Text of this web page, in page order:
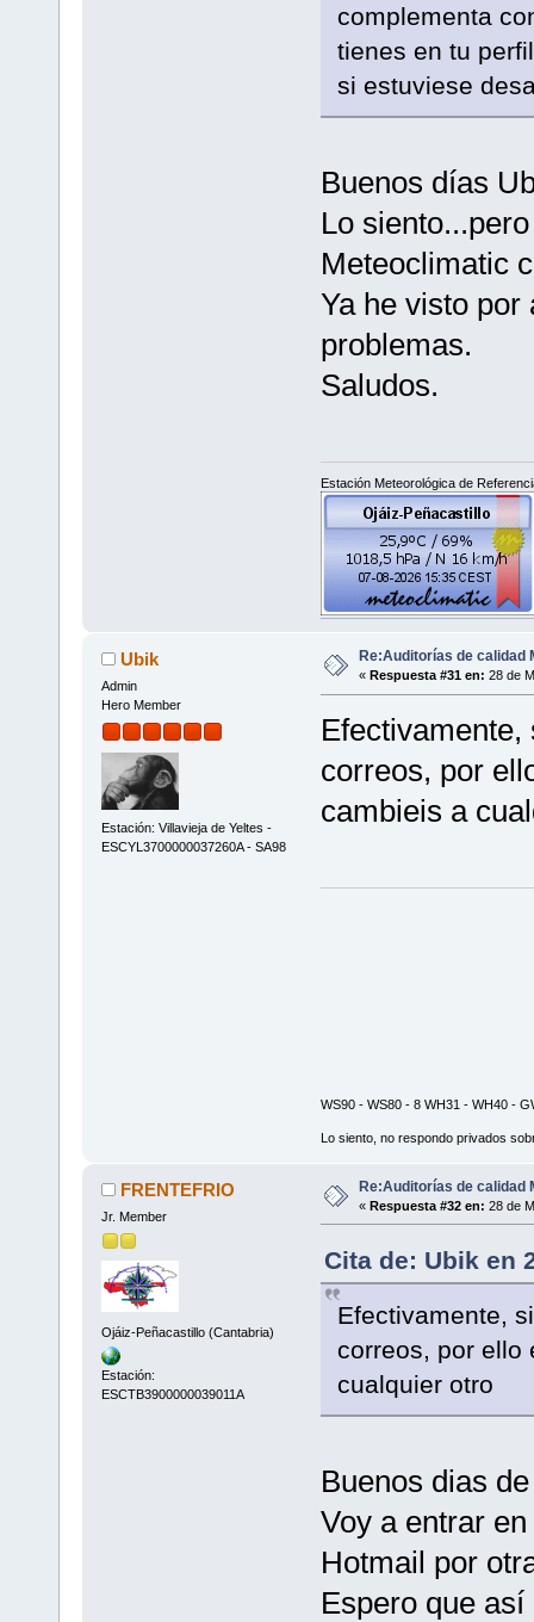
complementa
tienes en tu
si estuviese
Buenos días
Lo
Meteoclimatic
Ya he visto por
problemas.
Saludos.
Estación Meteorológica de
Ubik
Admin
Hero Member
Estación: Villavieja de Yeltes -
ESCYL3700000037260A - SA98
Re:Auditorías de calidad
« Respuesta #31 en: 28 de
correos, por
cambieis a
WS90 - WS80 - 8 WH31 - WH40 -
Lo siento, no respondo privados
FRENTEFRIO
Jr. Member
Ojáiz-Peñacastillo (Cantabria)
Estación:
ESCTB3900000039011A
Re:Auditorías de calidad
« Respuesta #32 en: 28 de
Cita de: Ubik en
Efectivamente,
correos, por ello
cualquier otro
Buenos dias
Voy a entrar
Hotmail por
Espero que